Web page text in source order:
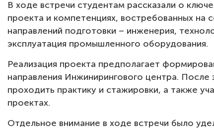
В ходе встречи студентам рассказали о
проекта и компетенциях, востребованных
направлений подготовки – инженерия,
эксплуатация промышленного оборудования.
Реализация проекта предполагает
направления Инжинирингового центра.
проходить практику и стажировки, а также
проектах.
Отдельное внимание в ходе встречи было